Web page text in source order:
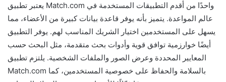
يعتبر تطبيق Match.com واحدًا من أقدم التطبيقات المستخدمة في
عالم المواعدة. يتميز بأنه يوفر قاعدة بيانات كبيرة من الأعضاء، مما
يسهل على المستخدمين اختيار الشريك المناسب لهم. يوفر التطبيق
أيضًا خوارزمية توافق قوية وأدوات بحث متقدمة، مثل البحث حسب
المعايير المحددة وعرض الصور والملفات الشخصية. يلتزم تطبيق
Match.com بالسلامة والحفاظ على خصوصية المستخدمين، كما